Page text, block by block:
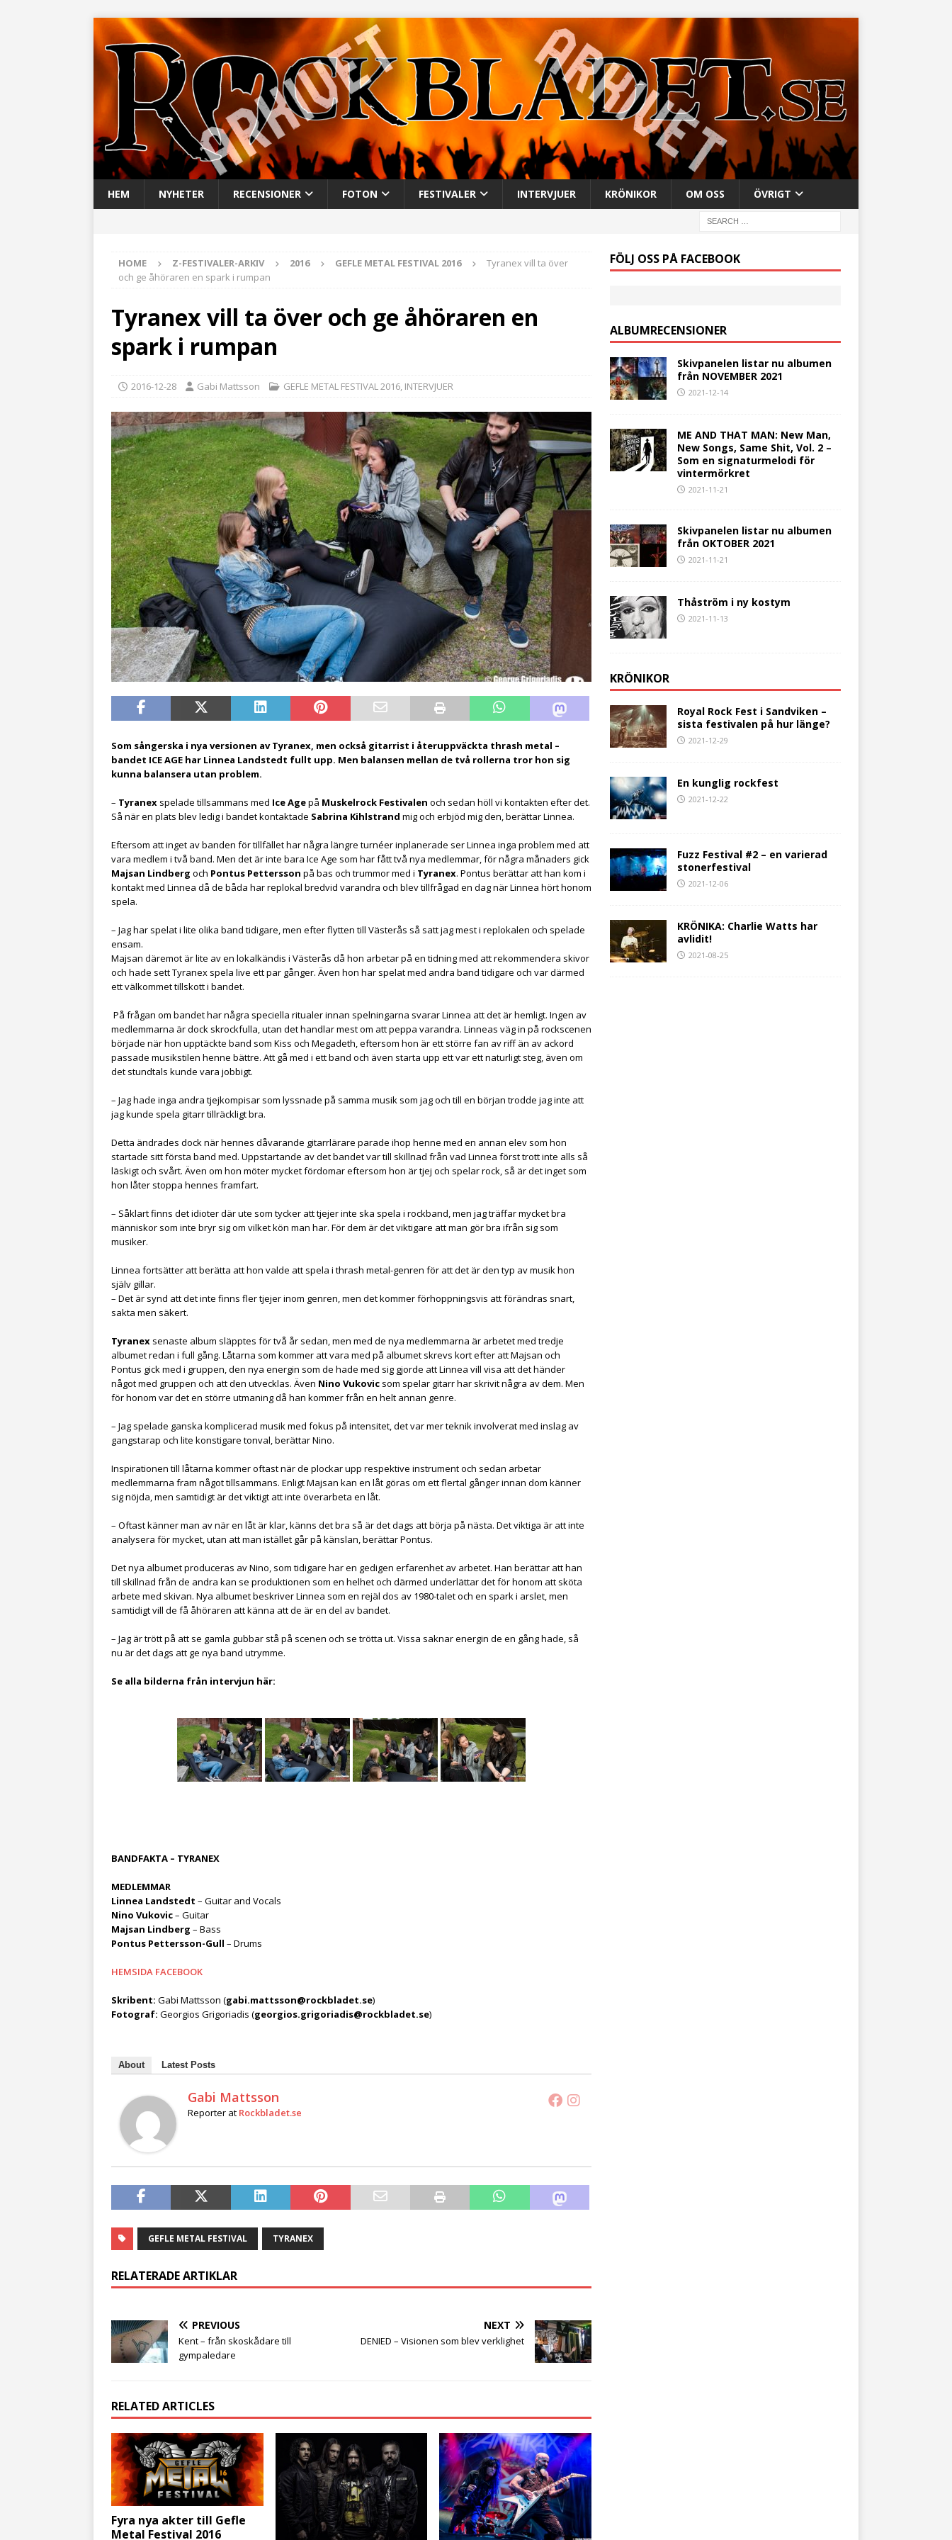
HEM NYHETER RECENSIONER FOTON FESTIVALER INTERVJUER KRÖNIKOR OM OSS ÖVRIGT
HOME Z-FESTIVALER-ARKIV 2016 GEFLE METAL FESTIVAL 2016
Tyranex vill ta över
och ge åhöraren en spark i rumpan
Tyranex vill ta över och ge åhöraren en
spark i rumpan
2016-12-28 Gabi Mattsson GEFLE METAL FESTIVAL 2016 INTERVJUER
Som sångerska i nya versionen av Tyranex, men också gitarrist i återuppväckta thrash metal –
bandet ICE AGE har Linnea Landstedt fullt upp. Men balansen mellan de två rollerna tror hon sig
kunna balansera utan problem.
– Tyranex spelade tillsammans med Ice Agepå Muskelrock Festivalen och sedan höll vi kontakten efter det.
Så när en plats blev ledig i bandet kontaktade Sabrina Kihlstrand mig och erbjöd mig den, berättar Linnea.
Eftersom att inget av banden för tillfället har några längre turnéer inplanerade ser Linnea inga problem med att
vara medlem i två band. Men det är inte bara Ice Age som har fått två nya medlemmar, för några månaders gick
Majsan Lindberg och Pontus Pettersson på bas och trummor med i Tyranex. Pontus berättar att han kom i
kontakt med Linnea då de båda har replokal bredvid varandra och blev tillfrågad en dag när Linnea hört honom
spela.
– Jag har spelat i lite olika band tidigare, men efter flytten till Västerås så satt jag mest i replokalen och spelade
ensam.
Majsan däremot är lite av en lokalkändis i Västerås då hon arbetar på en tidning med att rekommendera skivor
och hade sett Tyranex spela live ett par gånger. Även hon har spelat med andra band tidigare och var därmed
ett välkommet tillskott i bandet.
På frågan om bandet har några speciella ritualer innan spelningarna svarar Linnea att det är hemligt. Ingen av
medlemmarna är dock skrockfulla, utan det handlar mest om att peppa varandra. Linneas väg in på rockscenen
började när hon upptäckte band som Kiss och Megadeth, eftersom hon är ett större fan av riff än av ackord
passade musikstilen henne bättre. Att gå med i ett band och även starta upp ett var ett naturligt steg, även om
det stundtals kunde vara jobbigt.
– Jag hade inga andra tjejkompisar som lyssnade på samma musik som jag och till en början trodde jag inte att
jag kunde spela gitarr tillräckligt bra.
Detta ändrades dock när hennes dåvarande gitarrlärare parade ihop henne med en annan elev som hon
startade sitt första band med. Uppstartande av det bandet var till skillnad från vad Linnea först trott inte alls så
läskigt och svårt. Även om hon möter mycket fördomar eftersom hon är tjej och spelar rock, så är det inget som
hon låter stoppa hennes framfart.
– Såklart finns det idioter där ute som tycker att tjejer inte ska spela i rockband, men jag träffar mycket bra
människor som inte bryr sig om vilket kön man har. För dem är det viktigare att man gör bra ifrån sig som
musiker.
Linnea fortsätter att berätta att hon valde att spela i thrash metal-genren för att det är den typ av musik hon
själv gillar.
– Det är synd att det inte finns fler tjejer inom genren, men det kommer förhoppningsvis att förändras snart,
sakta men säkert.
Tyranex senaste album släpptes för två år sedan, men med de nya medlemmarna är arbetet med tredje
albumet redan i full gång. Låtarna som kommer att vara med på albumet skrevs kort efter att Majsan och
Pontus gick med i gruppen, den nya energin som de hade med sig gjorde att Linnea vill visa att det händer
något med gruppen och att den utvecklas. Även Nino Vukovic som spelar gitarr har skrivit några av dem. Men
för honom var det en större utmaning då han kommer från en helt annan genre.
– Jag spelade ganska komplicerad musik med fokus på intensitet, det var mer teknik involverat med inslag av
gangstarap och lite konstigare tonval, berättar Nino.
Inspirationen till låtarna kommer oftast när de plockar upp respektive instrument och sedan arbetar
medlemmarna fram något tillsammans. Enligt Majsan kan en låt göras om ett flertal gånger innan dom känner
sig nöjda, men samtidigt är det viktigt att inte överarbeta en låt.
– Oftast känner man av när en låt är klar, känns det bra så är det dags att börja på nästa. Det viktiga är att inte
analysera för mycket, utan att man istället går på känslan, berättar Pontus.
Det nya albumet produceras av Nino, som tidigare har en gedigen erfarenhet av arbetet. Han berättar att han
till skillnad från de andra kan se produktionen som en helhet och därmed underlättar det för honom att sköta
arbete med skivan. Nya albumet beskriver Linnea som en rejäl dos av 1980-talet och en spark i arslet, men
samtidigt vill de få åhöraren att känna att de är en del av bandet.
– Jag är trött på att se gamla gubbar stå på scenen och se trötta ut. Vissa saknar energin de en gång hade, så
nu är det dags att ge nya band utrymme.
Se alla bilderna från intervjun här:
BANDFAKTA – TYRANEX
MEDLEMMAR
Linnea Landstedt – Guitar and Vocals
Nino Vukovic– Guitar
Majsan Lindberg – Bass
Pontus Pettersson-Gull – Drums
HEMSIDA FACEBOOK
Skribent: Gabi Mattsson (gabi.mattsson@rockbladet.se)
Fotograf: Georgios Grigoriadis (georgios.grigoriadis@rockbladet.se)
About Latest Posts
Gabi Mattsson
Reporter at Rockbladet.se
GEFLE METAL FESTIVAL TYRANEX
RELATERADE ARTIKLAR
PREVIOUS
Kent – från skoskådare till
gympaledare
NEXT
DENIED – Visionen som blev verklighet
RELATED ARTICLES
Fyra nya akter till Gefle
Metal Festival 2016
FÖLJ OSS PÅ FACEBOOK
ALBUMRECENSIONER
Skivpanelen listar nu albumen
från NOVEMBER 2021
2021-12-14
ME AND THAT MAN: New Man,
New Songs, Same Shit, Vol. 2 –
Som en signaturmelodi för
vintermörkret
2021-11-21
Skivpanelen listar nu albumen
från OKTOBER 2021
2021-11-21
Thåström i ny kostym
2021-11-13
KRÖNIKOR
Royal Rock Fest i Sandviken –
sista festivalen på hur länge?
2021-12-29
En kunglig rockfest
2021-12-22
Fuzz Festival #2 – en varierad
stonerfestival
2021-12-06
KRÖNIKA: Charlie Watts har
avlidit!
2021-08-25